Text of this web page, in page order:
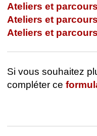
Ateliers et
Ateliers et
Ateliers et
Si vous souhaitez
compléter ce